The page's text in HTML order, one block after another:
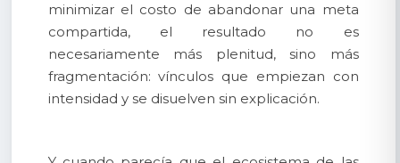
minimizar el costo de abandonar una meta
compartida, el resultado no es
necesariamente más plenitud, sino más
fragmentación: vínculos que empiezan con
intensidad y se disuelven sin explicación.